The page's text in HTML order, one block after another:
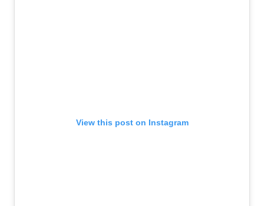
View this post on Instagram